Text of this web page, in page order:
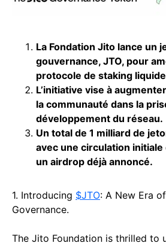
La Fondation Jito lance un
gouvernance, JTO, pour
protocole de staking
L’initiative vise à
la communauté dans la
développement du réseau.
Un total de 1 milliard de
avec une circulation initiale
un airdrop déjà annoncé.
1. Introducing $JTO: A New Era
Governance.
The Jito Foundation is thrilled to